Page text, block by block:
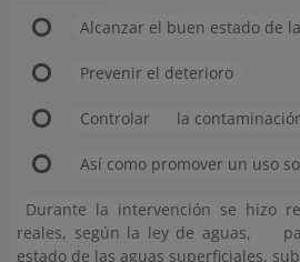
Alcanzar el buen estado de
Prevenir el deterioro
Controlar la
Así como promover un uso
Durante la intervención se hizo
reales, según la ley de aguas,
estado de las aguas superficiales,